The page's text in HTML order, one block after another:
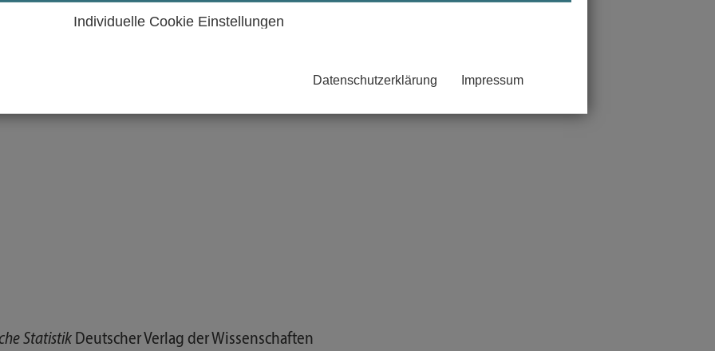
Individuelle Cookie Einstellungen
Datenschutzerklärung Impressum
MA1500)
Statistik Deutscher Verlag der Wissenschaften